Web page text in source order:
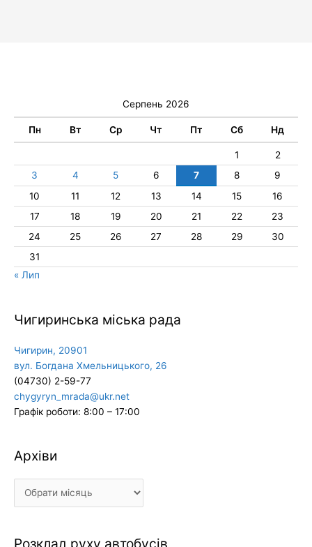
Серпень 2026
Пн Вт Ср Чт Пт Сб Нд
1
2
3
4 5 6 7 8
9
10
11 12 13 14 15
16
17
18 19 20 21 22
23
24
25 26 27 28 29
30
31
« Лип
Чигиринська міська рада
Чигирин, 20901
вул. Богдана Хмельницького, 26
(04730) 2-59-77
chygyryn_mrada@ukr.net
Графік роботи: 8:00 – 17:00
Архіви
Архіви
Розклад руху автобусів